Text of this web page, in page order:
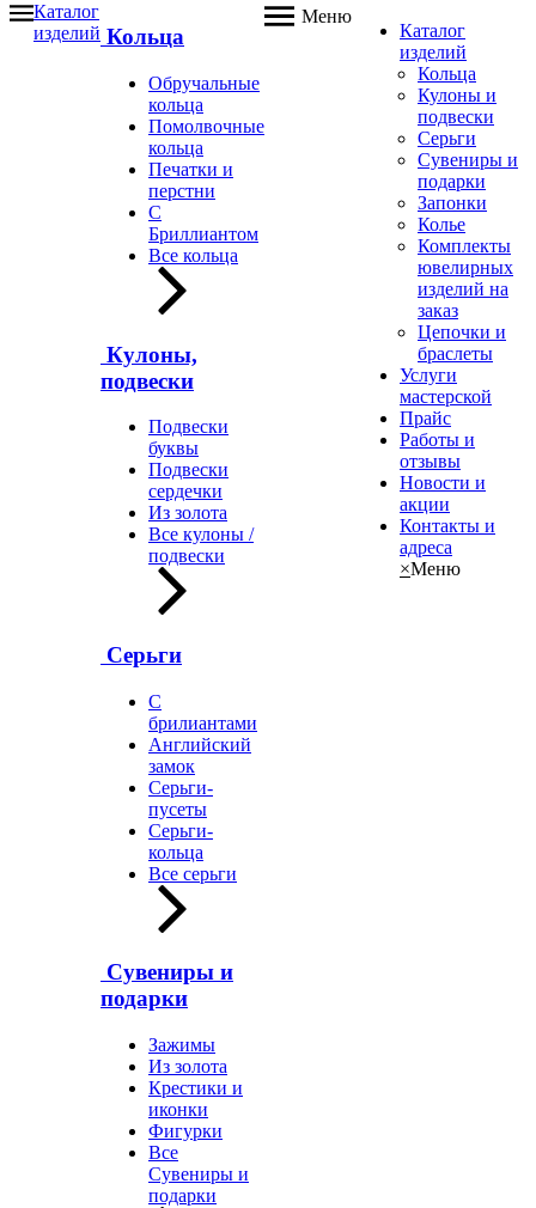
Каталог
изделий Кольца
Обручальные
кольца
Помолвочные
кольца
Печатки и
перстни
С
Бриллиантом
Все кольца
Кулоны,
подвески
Подвески
буквы
Подвески
сердечки
Из золота
Все кулоны /
подвески
Серьги
С
брилиантами
Английский
замок
Серьги-
пусеты
Серьги-
кольца
Все серьги
Сувениры и
подарки
Зажимы
Из золота
Крестики и
иконки
Фигурки
Все
Сувениры и
подарки
Меню
Каталог
изделий
Кольца
Кулоны и
подвески
Серьги
Сувениры и
подарки
Запонки
Колье
Комплекты
ювелирных
изделий на
заказ
Цепочки и
браслеты
Услуги
мастерской
Прайс
Работы и
отзывы
Новости и
акции
Контакты и
адреса
×Меню